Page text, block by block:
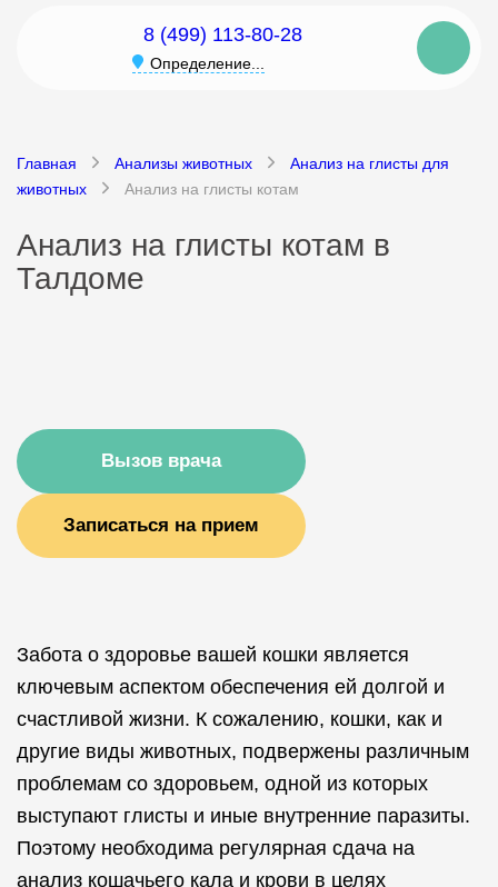
8 (499) 113-80-28
Определение...
Главная Анализы животных
Анализ на глисты для
животных
Анализ на глисты котам
Анализ на глисты котам в
Талдоме
Вызов врача
Записаться на прием
Забота о здоровье вашей кошки является
ключевым аспектом обеспечения ей долгой и
счастливой жизни. К сожалению, кошки, как и
другие виды животных, подвержены различным
проблемам со здоровьем, одной из которых
выступают глисты и иные внутренние паразиты.
Поэтому необходима регулярная сдача на
анализ кошачьего кала и крови в целях